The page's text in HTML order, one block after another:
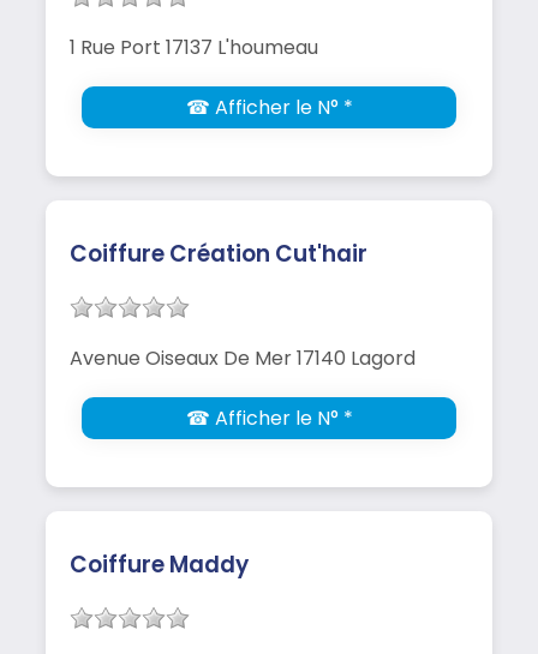
1 Rue Port 17137 L'houmeau
☎ Afficher le N° *
Coiffure Création Cut'hair
Avenue Oiseaux De Mer 17140 Lagord
☎ Afficher le N° *
Coiffure Maddy